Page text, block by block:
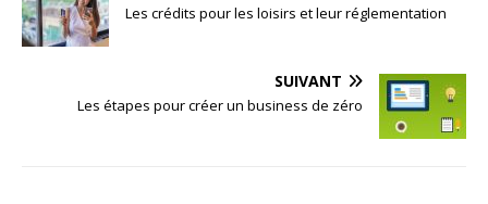
Les crédits pour les loisirs et leur réglementation
SUIVANT
Les étapes pour créer un business de zéro